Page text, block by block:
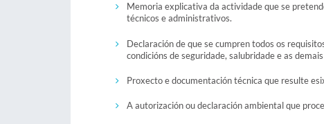
Memoria explicativa da actividade que se
técnicos e administrativos.
Declaración de que se cumpren todos os
condicións de seguridade, salubridade e as
Proxecto e documentación técnica que resulte
A autorización ou declaración ambiental que